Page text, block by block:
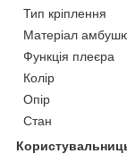
Тип кріплення
Матеріал
Функція плеєра
Колір
Опір
Стан